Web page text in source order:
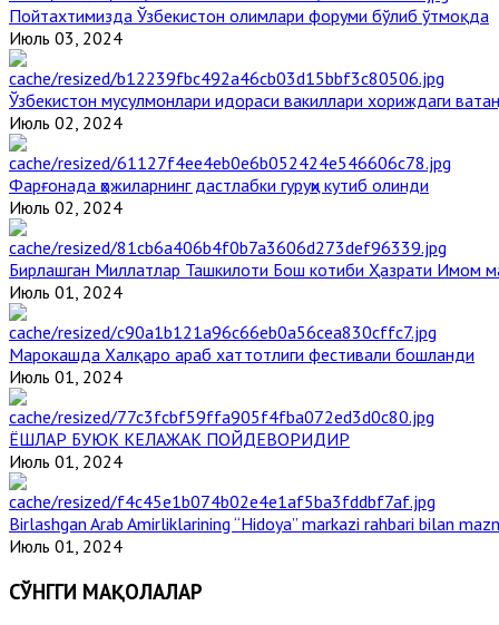
Пойтахтимизда Ўзбекистон олимлари форуми бўлиб ўтмоқда
Июль 03, 2024
Ўзбекистон мусулмонлари идораси вакиллари хориждаги
Июль 02, 2024
Фарғонада ҳожиларнинг дастлабки гуруҳи кутиб олинди
Июль 02, 2024
Бирлашган Миллатлар Ташкилоти Бош котиби Ҳазрати Имом
Июль 01, 2024
Марокашда Халқаро араб хаттотлиги фестивали бошланди
Июль 01, 2024
ЁШЛАР БУЮК КЕЛАЖАК ПОЙДЕВОРИДИР
Июль 01, 2024
Birlashgan Arab Amirliklarining “Hidoya” markazi rahbari bilan
Июль 01, 2024
СЎНГГИ МАҚОЛАЛАР